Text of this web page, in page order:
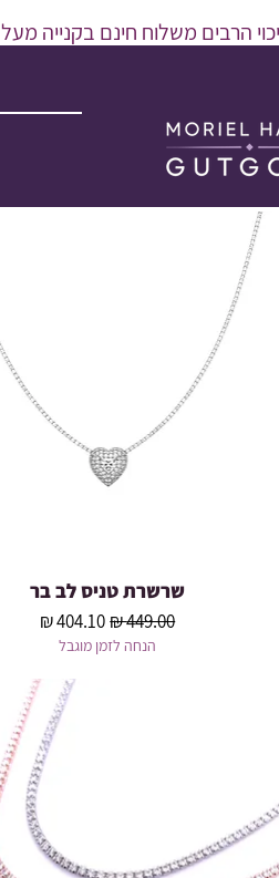
משלוח חינם בקנייה מעל 600 ש"ח :)
תצוגה מהירה
שרשרת טניס לב בר
מחיר רגיל‏449.00 ‏₪ מחיר מבצע
הנחה לזמן מוגבל